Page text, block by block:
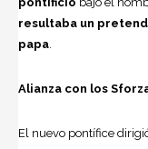
resultaba un
papa.
Alianza con los
El nuevo pontífice